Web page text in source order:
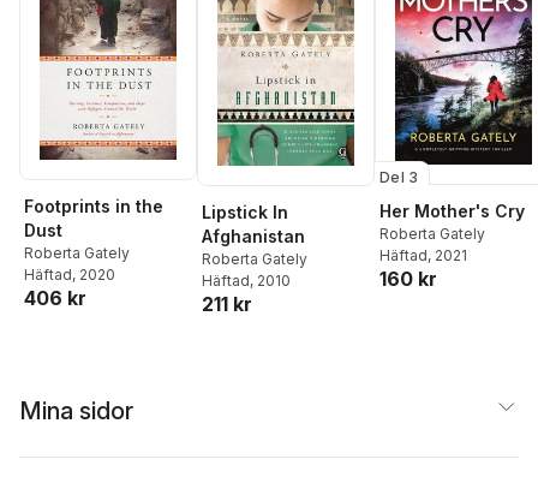
Footprints in the
Dust
Roberta Gately
Häftad, 2020
406 kr
Lipstick In
Afghanistan
Roberta Gately
Häftad, 2010
211 kr
Del 3
Her Mother's Cry
Roberta Gately
Häftad, 2021
160 kr
Mina sidor